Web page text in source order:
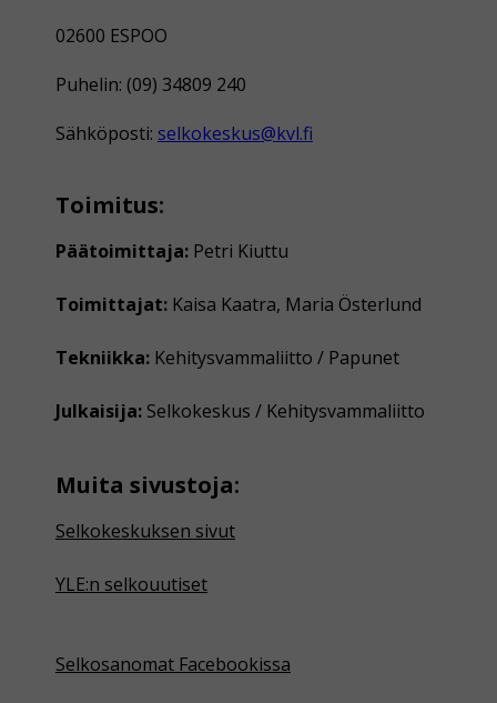
02600 ESPOO
Puhelin: (09) 34809 240
Sähköposti: selkokeskus@kvl.fi
Toimitus:
Päätoimittaja: Petri Kiuttu
Toimittajat: Kaisa Kaatra, Maria Österlund
Tekniikka: Kehitysvammaliitto / Papunet
Julkaisija: Selkokeskus / Kehitysvammaliitto
Muita sivustoja:
Selkokeskuksen sivut
YLE:n selkouutiset
Selkosanomat Facebookissa